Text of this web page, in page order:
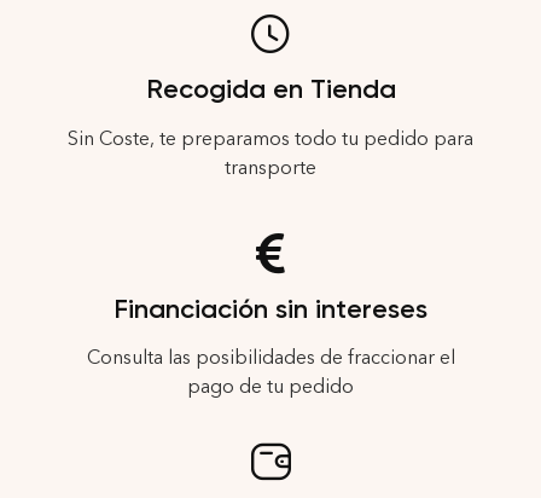
Recogida en Tienda
Sin Coste, te preparamos todo tu pedido para
transporte
Financiación sin intereses
Consulta las posibilidades de fraccionar el
pago de tu pedido